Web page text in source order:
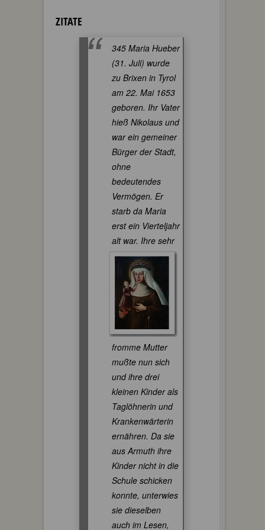
ZITATE
345 Maria Hueber
(31. Juli) wurde
zu Brixen in Tyrol
am 22. Mai 1653
geboren. Ihr Vater
hieß Nikolaus und
war ein gemeiner
Bürger der Stadt,
ohne
bedeutendes
Vermögen. Er
starb da Maria
erst ein Vierteljahr
alt war. Ihre sehr
fromme Mutter
mußte nun sich
und ihre drei
kleinen Kinder als
Taglöhnerin und
Krankenwärterin
ernähren. Da sie
aus Armuth ihre
Kinder nicht in die
Schule schicken
konnte, unterwies
sie dieselben
auch im Lesen,